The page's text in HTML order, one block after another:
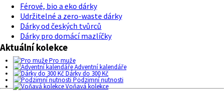
Férové, bio a eko dárky
Udržitelné a zero-waste dárky
Dárky od českých tvůrců
Dárky pro domácí mazlíčky
Aktuální kolekce
Pro muže
Adventní kalendáře
Dárky do 300 Kč
Podzimní nutnosti
Voňavá kolekce